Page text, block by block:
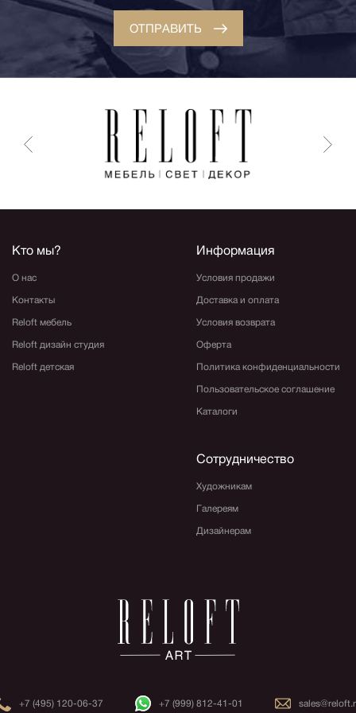
ОТПРАВИТЬ
Кто мы?
О нас
Контакты
Reloft мебель
Reloft дизайн студия
Reloft детская
Информация
Условия продажи
Доставка и оплата
Условия возврата
Оферта
Политика конфиденциальности
Пользовательское соглашение
Каталоги
Сотрудничество
Художникам
Галереям
Дизайнерам
+7 (495) 120-06-37 +7 (999) 812-41-01